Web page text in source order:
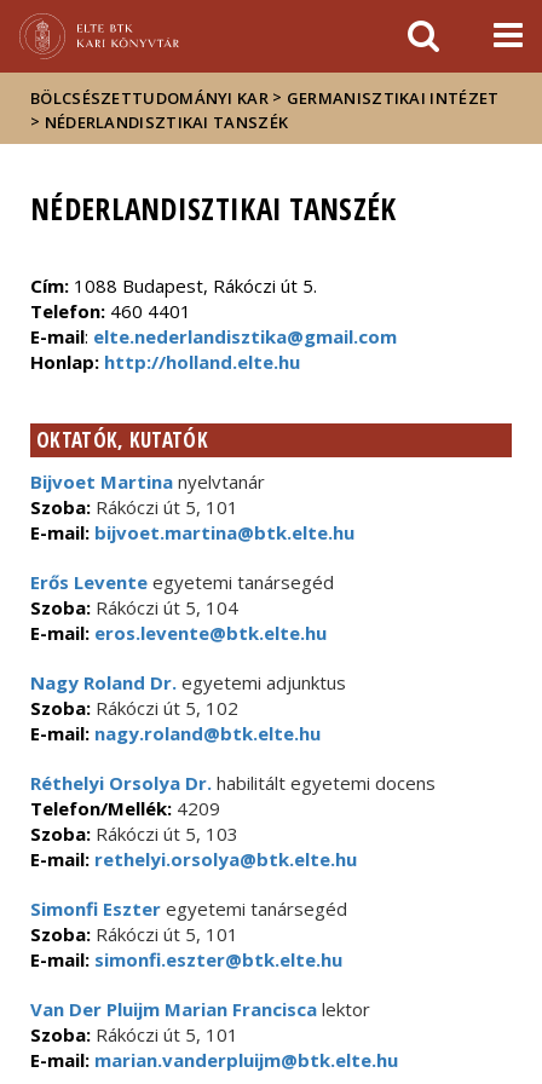
sajtóban
BÖLCSÉSZETTUDOMÁNYI KAR > GERMANISZTIKAI INTÉZET
> NÉDERLANDISZTIKAI TANSZÉK
NÉDERLANDISZTIKAI TANSZÉK
Cím: 1088 Budapest, Rákóczi út 5.
Telefon: 460 4401
E-mail: elte.nederlandisztika@gmail.com
Honlap: http://holland.elte.hu
OKTATÓK, KUTATÓK
Bijvoet Martina nyelvtanár
Szoba: Rákóczi út 5, 101
E-mail: bijvoet.martina@btk.elte.hu
Erős Levente egyetemi tanársegéd
Szoba: Rákóczi út 5, 104
E-mail: eros.levente@btk.elte.hu
Nagy Roland Dr. egyetemi adjunktus
Szoba: Rákóczi út 5, 102
E-mail: nagy.roland@btk.elte.hu
Réthelyi Orsolya Dr. habilitált egyetemi docens
Telefon/Mellék: 4209
Szoba: Rákóczi út 5, 103
E-mail: rethelyi.orsolya@btk.elte.hu
Simonfi Eszter egyetemi tanársegéd
Szoba: Rákóczi út 5, 101
E-mail: simonfi.eszter@btk.elte.hu
Van Der Pluijm Marian Francisca lektor
Szoba: Rákóczi út 5, 101
E-mail: marian.vanderpluijm@btk.elte.hu